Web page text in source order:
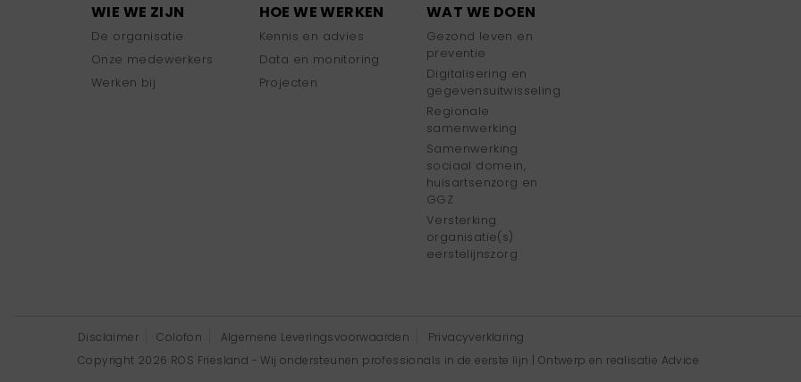
WIE WE ZIJN
De organisatie
Onze medewerkers
Werken bij
HOE WE WERKEN
Kennis en advies
Data en monitoring
Projecten
WAT WE DOEN
Gezond leven en
preventie
Digitalisering en
gegevensuitwisseling
Regionale
samenwerking
Samenwerking
sociaal domein,
huisartsenzorg en
GGZ
Versterking
organisatie(s)
eerstelijnszorg
Disclaimer Colofon Algemene Leveringsvoorwaarden
Privacyverklaring
Copyright 2026 ROS Friesland - Wij ondersteunen professionals in de eerste lijn | Ontwerp en realisatie Advice